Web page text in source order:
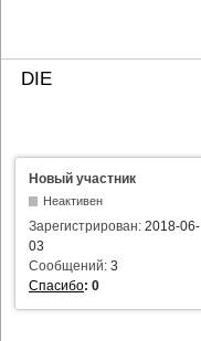
DIE
Новый участник
Неактивен
Зарегистрирован: 2018-06-
03
Сообщений: 3
Спасибо: 0